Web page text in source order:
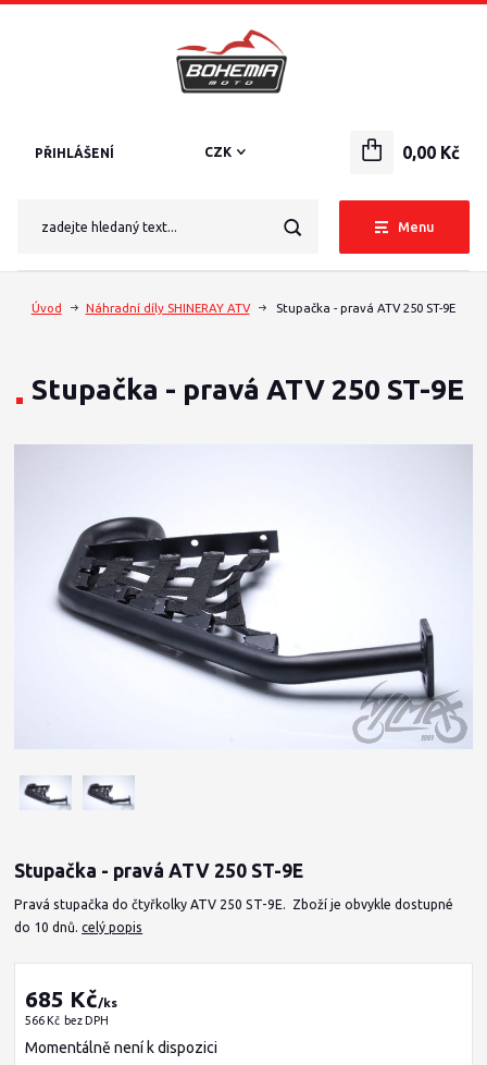
Menu
CZK
PŘIHLÁŠENÍ 0,00 Kč
Úvod Náhradní díly SHINERAY ATV Stupačka - pravá ATV 250 ST-9E
Stupačka - pravá ATV 250 ST-9E
Stupačka - pravá ATV 250 ST-9E
Pravá stupačka do čtyřkolky ATV 250 ST-9E. Zboží je obvykle dostupné
do 10 dnů.celý popis
685 Kč/ks
566 Kč bez DPH
Momentálně není k dispozici